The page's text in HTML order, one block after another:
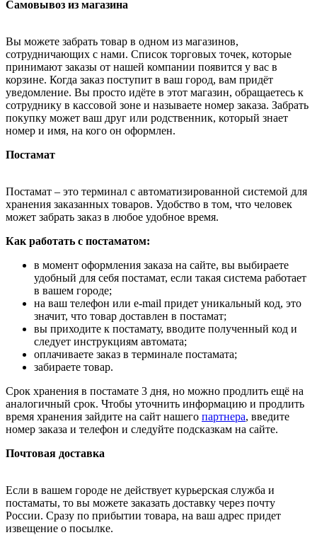
Самовывоз из магазина
Вы можете забрать товар в одном из магазинов,
сотрудничающих с нами. Список торговых точек, которые
принимают заказы от нашей компании появится у вас в
корзине. Когда заказ поступит в ваш город, вам придёт
уведомление. Вы просто идёте в этот магазин, обращаетесь к
сотруднику в кассовой зоне и называете номер заказа. Забрать
покупку может ваш друг или родственник, который знает
номер и имя, на кого он оформлен.
Постамат
Постамат – это терминал с автоматизированной системой для
хранения заказанных товаров. Удобство в том, что человек
может забрать заказ в любое удобное время.
Как работать с постаматом:
в момент оформления заказа на сайте, вы выбираете
удобный для себя постамат, если такая система работает
в вашем городе;
на ваш телефон или e-mail придет уникальный код, это
значит, что товар доставлен в постамат;
вы приходите к постамату, вводите полученный код и
следует инструкциям автомата;
оплачиваете заказ в терминале постамата;
забираете товар.
Срок хранения в постамате 3 дня, но можно продлить ещё на
аналогичный срок. Чтобы уточнить информацию и продлить
время хранения зайдите на сайт нашего партнера, введите
номер заказа и телефон и следуйте подсказкам на сайте.
Почтовая доставка
Если в вашем городе не действует курьерская служба и
постаматы, то вы можете заказать доставку через почту
России. Сразу по прибытии товара, на ваш адрес придет
извещение о посылке.